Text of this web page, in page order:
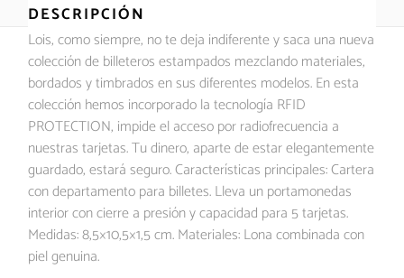
DESCRIPCIÓN
Lois, como siempre, no te deja indiferente y saca una nueva
colección de billeteros estampados mezclando materiales,
bordados y timbrados en sus diferentes modelos. En esta
colección hemos incorporado la tecnología RFID
PROTECTION, impide el acceso por radiofrecuencia a
nuestras tarjetas. Tu dinero, aparte de estar elegantemente
guardado, estará seguro. Características principales: Cartera
con departamento para billetes. Lleva un portamonedas
interior con cierre a presión y capacidad para 5 tarjetas.
Medidas: 8,5×10,5×1,5 cm. Materiales: Lona combinada con
piel genuina.